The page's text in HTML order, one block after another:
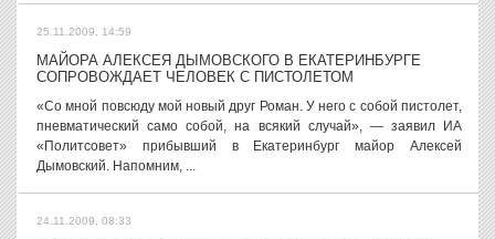
25.11.2009, 14:59
МАЙОРА АЛЕКСЕЯ ДЫМОВСКОГО В ЕКАТЕРИНБУРГЕ
СОПРОВОЖДАЕТ ЧЕЛОВЕК С ПИСТОЛЕТОМ
«Со мной повсюду мой новый друг Роман. У него с собой пистолет,
пневматический само собой, на всякий случай», — заявил ИА
«Политсовет» прибывший в Екатеринбург майор Алексей
Дымовский. Напомним, ...
24.11.2009, 08:33